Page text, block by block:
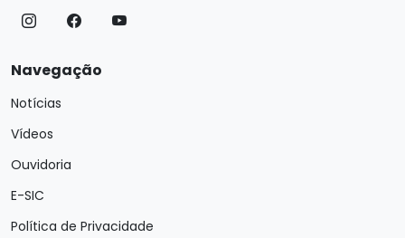
Navegação
Notícias
Vídeos
Ouvidoria
E-SIC
Política de Privacidade